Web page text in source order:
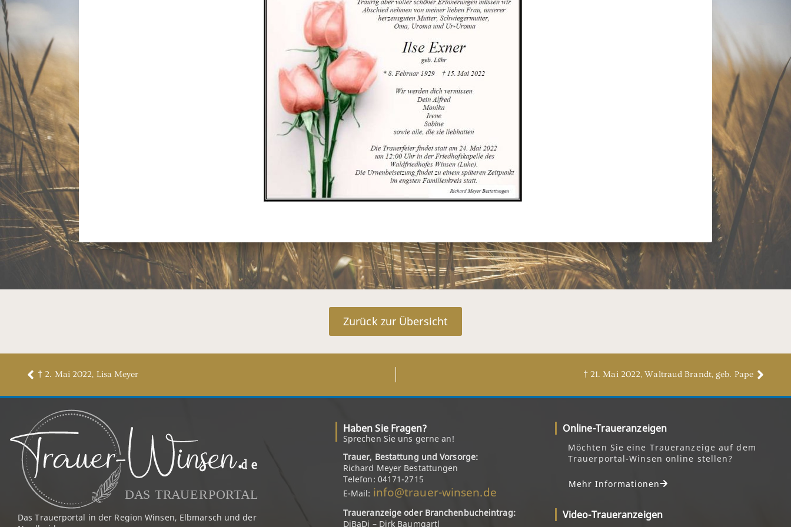
Zurück zur Übersicht
† 2. Mai 2022, Lisa Meyer † 21. Mai 2022, Waltraud Brandt, geb. Pape
Das Trauerportal in der Region Winsen, Elbmarsch und der
Haben Sie Fragen?
Sprechen Sie uns gerne an!
Trauer, Bestattung und Vorsorge:
Richard Meyer Bestattungen
Telefon: 04171-2715
E-Mail: info@trauer-winsen.de
Traueranzeige oder Branchenbucheintrag:
DiBaDi – Dirk Baumgartl
Online-Traueranzeigen
Möchten Sie eine Traueranzeige auf dem
Trauerportal-Winsen online stellen?
Mehr Informationen
Video-Traueranzeigen